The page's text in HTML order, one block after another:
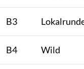
B3
B4 Wild